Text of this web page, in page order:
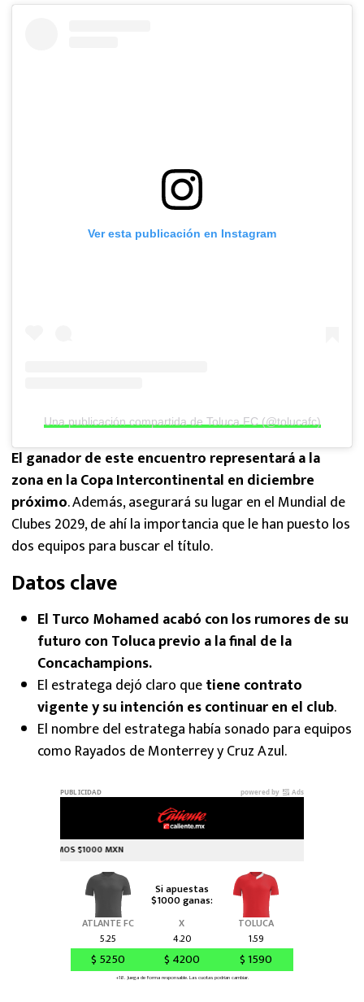
Ver esta publicación en Instagram
Una publicación compartida de Toluca FC (@tolucafc)
El ganador de este encuentro representará a la
zona en la Copa Intercontinental en diciembre
próximo. Además, asegurará su lugar en el Mundial de
Clubes 2029, de ahí la importancia que le han puesto los
dos equipos para buscar el título.
Datos clave
El Turco Mohamed acabó con los rumores de su
futuro con Toluca previo a la final de la
Concachampions.
El estratega dejó claro quetiene contrato
vigente y su intención es continuar en el club.
El nombre del estratega había sonado para equipos
como Rayados de Monterrey y Cruz Azul.